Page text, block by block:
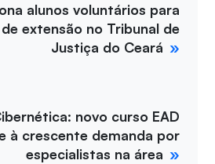
alunos voluntários para
extensão no Tribunal de
Justiça do Ceará
novo curso EAD
à crescente demanda por
especialistas na área